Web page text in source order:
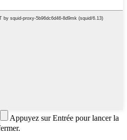
Appuyez sur Entrée pour lancer la